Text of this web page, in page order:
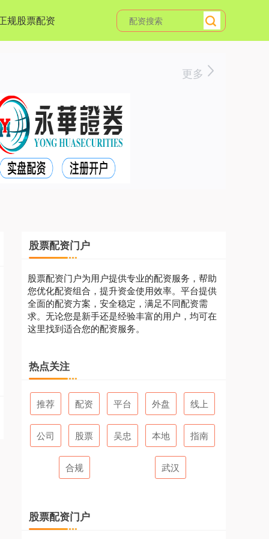
规股票配资
更多
股票配资门户
股票配资门户为用户提供专业的配资服务，帮助
您优化配资组合，提升资金使用效率。平台提供
全面的配资方案，安全稳定，满足不同配资需
求。无论您是新手还是经验丰富的用户，均可在
这里找到适合您的配资服务。
热点关注
推荐 配资 平台 外盘 线上
公司 股票 吴忠 本地 指南
合规 武汉
股票配资门户